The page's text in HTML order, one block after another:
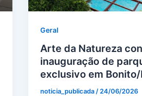
Geral
Arte da Natureza
inauguração de
exclusivo em Bonito/
noticia_publicada/24/06/2026